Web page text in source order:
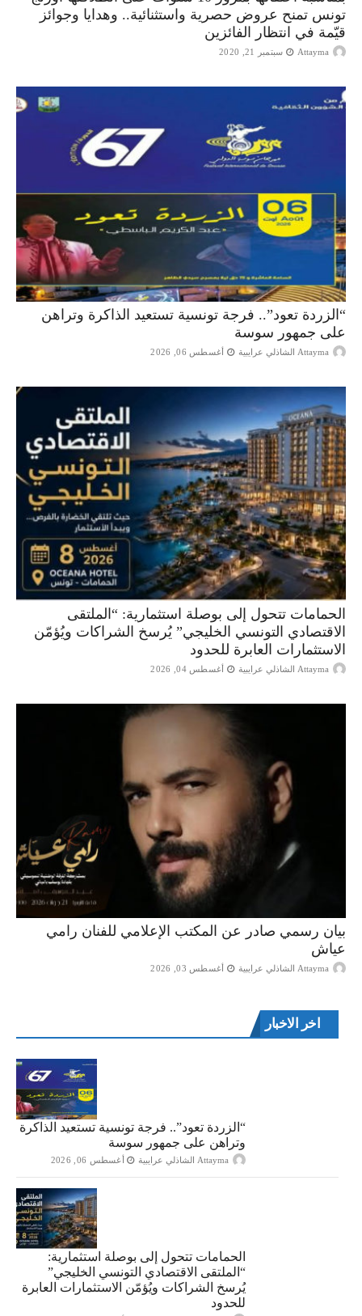
تونس تمنح عروض حصرية واستثنائية.. وهدايا وجوائز
قيّمة في انتظار الفائزين
Attayma سبتمبر 21, 2020
“الزردة تعود”.. فرجة تونسية تستعيد الذاكرة وتراهن
على جمهور سوسة
Attayma الشاذلي عرايبية أغسطس 06, 2026
الحمامات تتحول إلى بوصلة استثمارية: “الملتقى
الاقتصادي التونسي الخليجي” يُرسخ الشراكات ويُؤمّن
الاستثمارات العابرة للحدود
Attayma الشاذلي عرايبية أغسطس 04, 2026
بيان رسمي صادر عن المكتب الإعلامي للفنان رامي
عياش
Attayma الشاذلي عرايبية أغسطس 03, 2026
اخر الاخبار
“الزردة تعود”.. فرجة تونسية تستعيد الذاكرة
وتراهن على جمهور سوسة
Attayma الشاذلي عرايبية أغسطس 06, 2026
الحمامات تتحول إلى بوصلة استثمارية:
“الملتقى الاقتصادي التونسي الخليجي”
يُرسخ الشراكات ويُؤمّن الاستثمارات العابرة
للحدود